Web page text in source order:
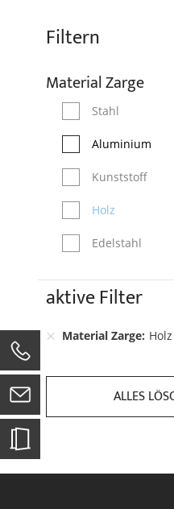
aktive Filter
Material Zarge Holz
ALLES
Filtern
Material Zarge
Stahl
Aluminium
Kunststoff
Holz
Edelstahl